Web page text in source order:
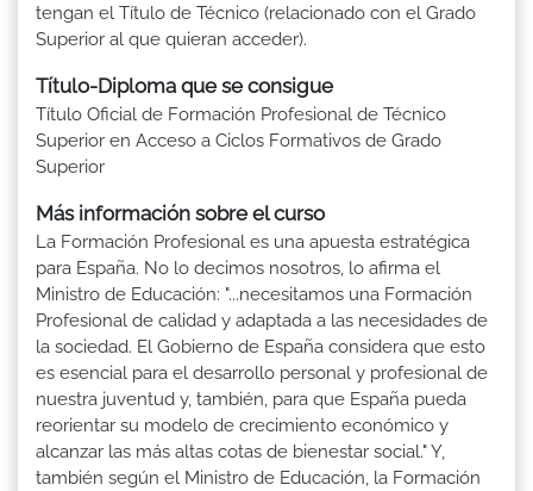
tengan el Título de Técnico (relacionado con el Grado
Superior al que quieran acceder).
Título-Diploma que se consigue
Título Oficial de Formación Profesional de Técnico
Superior en Acceso a Ciclos Formativos de Grado
Superior
Más información sobre el curso
La Formación Profesional es una apuesta estratégica
para España. No lo decimos nosotros, lo afirma el
Ministro de Educación: "...necesitamos una Formación
Profesional de calidad y adaptada a las necesidades de
la sociedad. El Gobierno de España considera que esto
es esencial para el desarrollo personal y profesional de
nuestra juventud y, también, para que España pueda
reorientar su modelo de crecimiento económico y
alcanzar las más altas cotas de bienestar social." Y,
también según el Ministro de Educación, la Formación